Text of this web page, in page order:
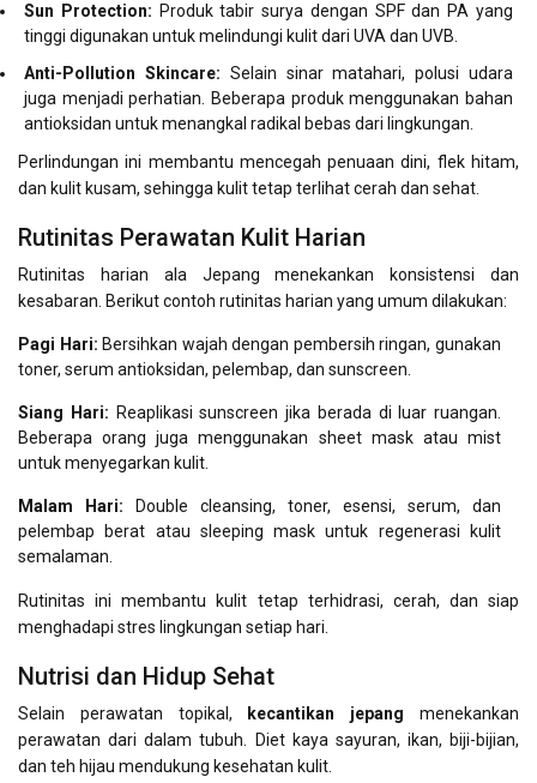
Sun Protection: Produk tabir surya dengan SPF dan PA yang
tinggi digunakan untuk melindungi kulit dari UVA dan UVB.
Anti-Pollution Skincare: Selain sinar matahari, polusi udara
juga menjadi perhatian. Beberapa produk menggunakan bahan
antioksidan untuk menangkal radikal bebas dari lingkungan.
Perlindungan ini membantu mencegah penuaan dini, flek hitam,
dan kulit kusam, sehingga kulit tetap terlihat cerah dan sehat.
Rutinitas Perawatan Kulit Harian
Rutinitas harian ala Jepang menekankan konsistensi dan
kesabaran. Berikut contoh rutinitas harian yang umum dilakukan:
Pagi Hari: Bersihkan wajah dengan pembersih ringan, gunakan
toner, serum antioksidan, pelembap, dan sunscreen.
Siang Hari: Reaplikasi sunscreen jika berada di luar ruangan.
Beberapa orang juga menggunakan sheet mask atau mist
untuk menyegarkan kulit.
Malam Hari: Double cleansing, toner, esensi, serum, dan
pelembap berat atau sleeping mask untuk regenerasi kulit
semalaman.
Rutinitas ini membantu kulit tetap terhidrasi, cerah, dan siap
menghadapi stres lingkungan setiap hari.
Nutrisi dan Hidup Sehat
Selain perawatan topikal, kecantikan jepang menekankan
perawatan dari dalam tubuh. Diet kaya sayuran, ikan, biji-bijian,
dan teh hijau mendukung kesehatan kulit.